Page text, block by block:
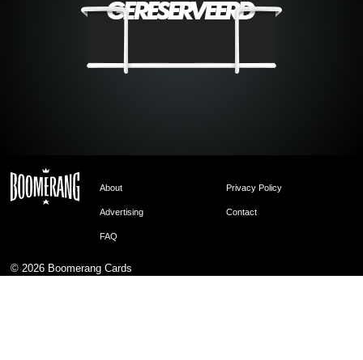
About Privacy Policy
Advertising Contact
FAQ
© 2026 Boomerang Cards